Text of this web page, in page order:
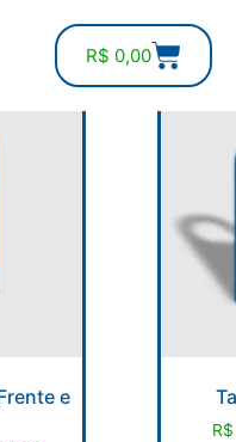
R$ 0,00
ON-
e
R$